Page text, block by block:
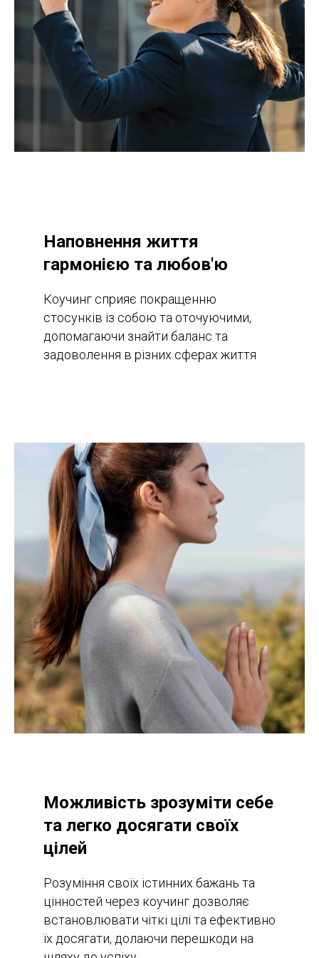
Наповнення життя
гармонією та любов'ю
Коучинг сприяє покращенню
стосунків із собою та оточуючими,
допомагаючи знайти баланс та
задоволення в різних сферах життя
Можливість зрозуміти себе
та легко досягати своїх
цілей
Розуміння своїх істинних бажань та
цінностей через коучинг дозволяє
встановлювати чіткі цілі та ефективно
їх досягати, долаючи перешкоди на